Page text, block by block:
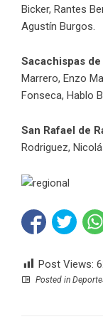
Bicker, Rantes
Agustín Burgos.
Sacachispas
Marrero, Enzo
Fonseca, Hablo
San Rafael de
Rodriguez,
Post Views:
Posted in